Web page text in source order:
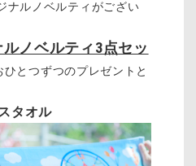
ナルノベルティがござい
ベルティ3点セッ
とつずつのプレゼントと
タオル